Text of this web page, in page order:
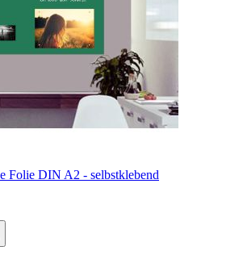
Folie DIN A2 - selbstklebend